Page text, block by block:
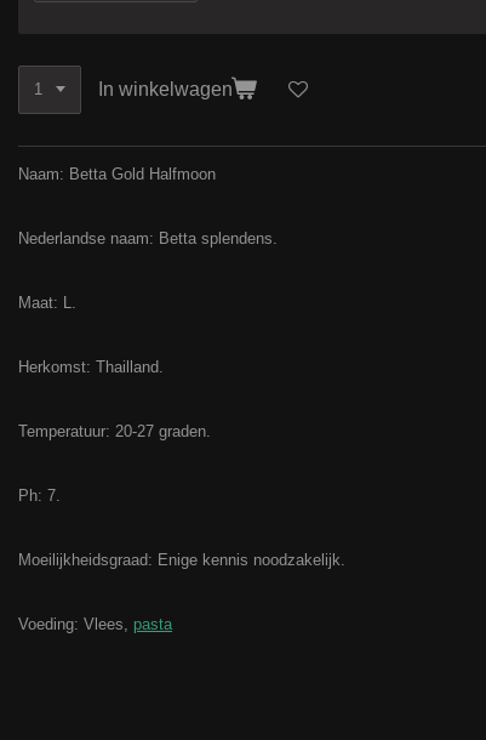
In winkelwagen
Naam: Betta Gold Halfmoon
Nederlandse naam: Betta splendens.
Maat: L.
Herkomst: Thailland.
Temperatuur: 20-27 graden.
Ph: 7.
Moeilijkheidsgraad: Enige kennis noodzakelijk.
Voeding: Vlees, pasta